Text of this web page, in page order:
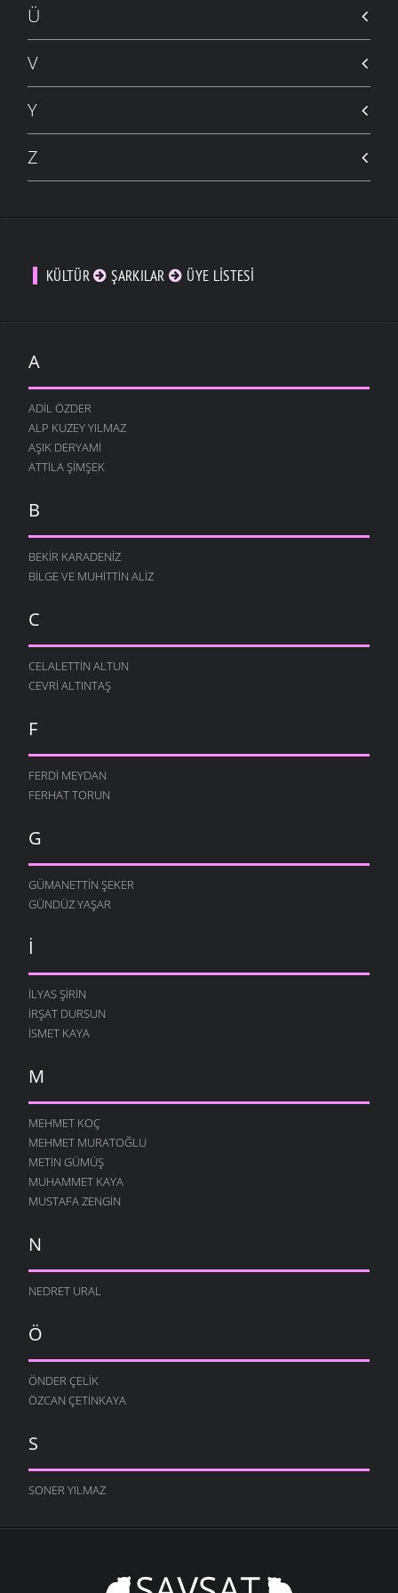
Ü
V
Y
Z
KÜLTÜR ŞARKILAR ÜYE LISTESI
A
ADIL ÖZDER
ALP KUZEY YILMAZ
AŞIK DERYAMI
ATTILA ŞIMŞEK
B
BEKIR KARADENIZ
BILGE VE MUHITTIN ALIZ
C
CELALETTIN ALTUN
CEVRI ALTINTAŞ
F
FERDI MEYDAN
FERHAT TORUN
G
GÜMANETTIN ŞEKER
GÜNDÜZ YAŞAR
I
İLYAS ŞIRIN
İRŞAT DURSUN
ISMET KAYA
M
MEHMET KOÇ
MEHMET MURATOĞLU
METIN GÜMÜŞ
MUHAMMET KAYA
MUSTAFA ZENGIN
N
NEDRET URAL
Ö
ÖNDER ÇELIK
ÖZCAN ÇETINKAYA
S
SONER YILMAZ